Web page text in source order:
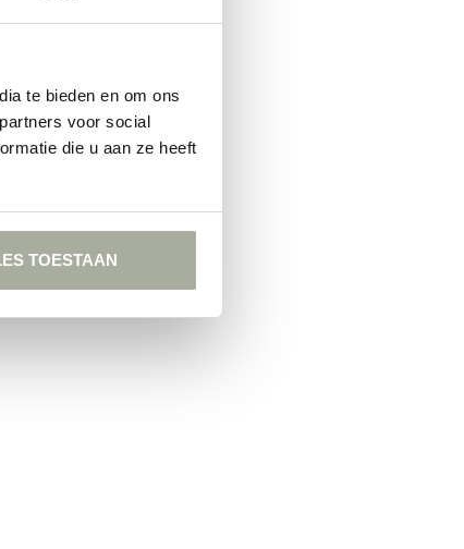
te bieden en om ons
voor social
die u aan ze heeft
TOESTAAN